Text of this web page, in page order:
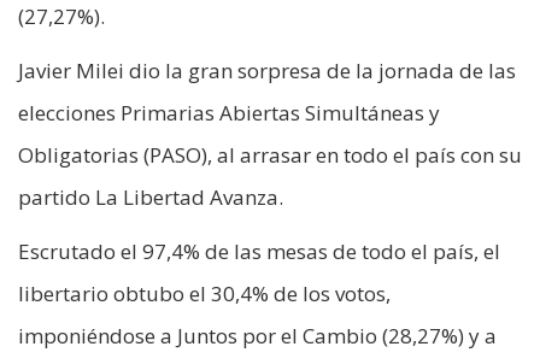
(27,27%).
Javier Milei dio la gran sorpresa de la jornada de las
elecciones Primarias Abiertas Simultáneas y
Obligatorias (PASO), al arrasar en todo el país con su
partido La Libertad Avanza.
Escrutado el 97,4% de las mesas de todo el país, el
libertario obtubo el 30,4% de los votos,
imponiéndose a Juntos por el Cambio (28,27%) y a